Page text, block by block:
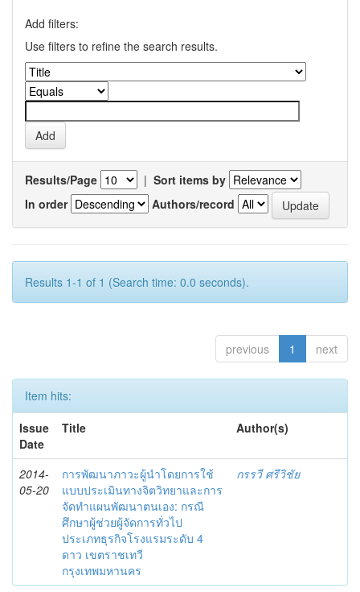
Add filters:
Use filters to refine the search results.
Results/Page | Sort items by
In order
Authors/record
Results 1-1 of 1 (Search time: 0.0 seconds).
previous 1 next
Item hits:
Issue
Date
Title Author(s)
2014-
05-20
การพัฒนาภาวะผู้นำโดยการใช้
แบบประเมินทางจิตวิทยาและการ
จัดทำแผนพัฒนาตนเอง: กรณี
ศึกษาผู้ช่วยผู้จัดการทั่วไป
ประเภทธุรกิจโรงแรมระดับ 4
ดาว เขตราชเทวี
กรุงเทพมหานคร
กรรวี ศรีวิชัย